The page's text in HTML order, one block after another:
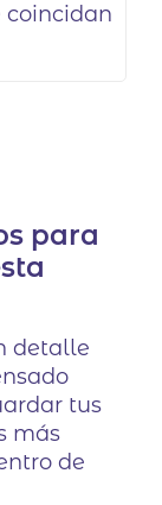
coincidan
para
detalle
tus
más
de